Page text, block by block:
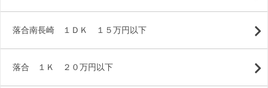
落合南長崎 １ＤＫ １５万円以下
落合 １Ｋ ２０万円以下